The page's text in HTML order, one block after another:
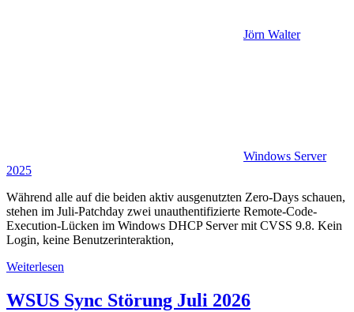
Jörn Walter
Windows Server
2025
Während alle auf die beiden aktiv ausgenutzten Zero-Days schauen,
stehen im Juli-Patchday zwei unauthentifizierte Remote-Code-
Execution-Lücken im Windows DHCP Server mit CVSS 9.8. Kein
Login, keine Benutzerinteraktion,
Weiterlesen
WSUS Sync Störung Juli 2026